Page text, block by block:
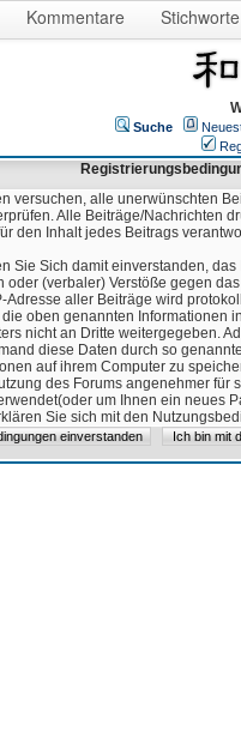
Kommentare Stichworte
Suche
versuchen, alle unerwünschten
Alle Beiträge/Nachrichten
den Inhalt jedes Beitrags
Sie Sich damit einverstanden,
(verbaler) Verstöße gegen
aller Beiträge wird
oben genannten Informationen
nicht an Dritte weitergegeben.
diese Daten durch so
auf ihrem Computer zu
des Forums angenehmer
um Ihnen ein neues
Sie sich mit den